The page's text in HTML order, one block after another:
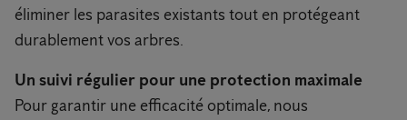
éliminer les parasites existants tout en protégeant
durablement vos arbres.
Un suivi régulier pour une protection maximale
Pour garantir une efficacité optimale, nous